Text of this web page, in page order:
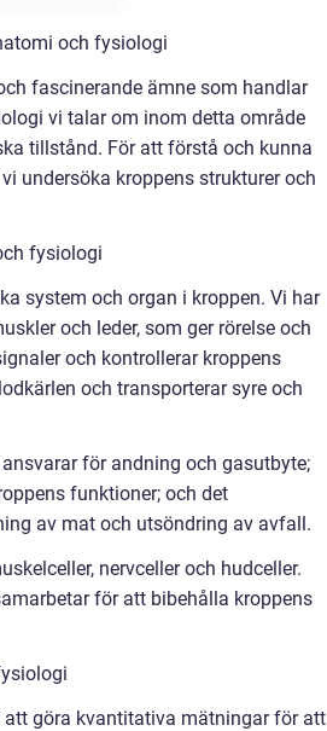
och fysiologi
fascinerande ämne som handlar
vi talar om inom detta område
tillstånd. För att förstå och kunna
undersöka kroppens strukturer och
fysiologi
system och organ i kroppen. Vi har
och leder, som ger rörelse och
och kontrollerar kroppens
och transporterar syre och
för andning och gasutbyte;
funktioner; och det
av mat och utsöndring av avfall.
nervceller och hudceller.
för att bibehålla kroppens
göra kvantitativa mätningar för att